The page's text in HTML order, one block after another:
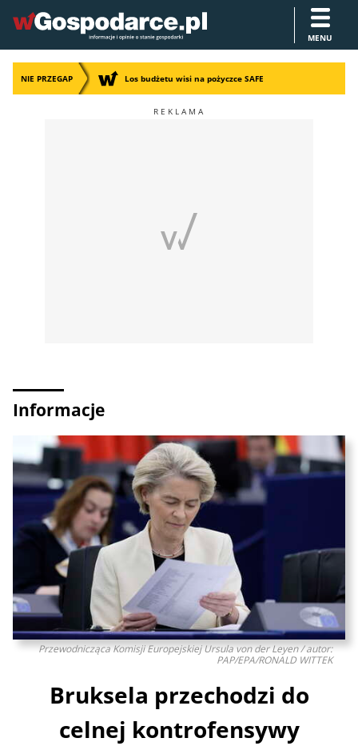
MENU
NIE PRZEGAP Los budżetu wisi na pożyczce SAFE
Informacje
Przewodnicząca Komisji Europejskiej Ursula von der Leyen / autor:
PAP/EPA/RONALD WITTEK
Bruksela przechodzi do
celnej kontrofensywy